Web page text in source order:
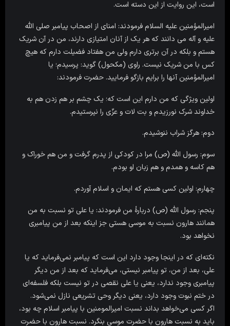
است،‌ این روایت از این دسته است.
امیرالمؤمنین علیه السلام فرمودند: امناى از اصحاب پیامبر صلى الله
علیه و آله مى دانند که هر یک از آنان امتیازى دارند، من در آن شریک
هستم و بلکه در آن برترى دارم ولى من هفتاد فضیلت دارم که هیچ
کس با من شریک نیست. راوى (مکحول) گوید: پرسیدم؛ یا
امیرالمؤمنین آنها را برایم بازگو فرمایید. حضرت فرمودند:
اولین ویژگى که من دارم این است که؛ یک چشم بر هم زدن هم به
خداوند شرک نورزیدم و بت لات و عزّى را نپرستیدم.
دوم: هرگز شراب ننوشیدم.
سوم: رسول اللّه (ص) مرا در کودکى از پدرم گرفت و من هم خوراک و
هم کاسه و همدم و هم زبان او بودم.
چهارم: اولین کسى هستم که ایمان و اسلام آوردم.
پنجم: رسول اللّه (ص) دربارۀ من فرمودند: یا على تو نسبت به من
همانند هارون نسبت به موسى هستى جز اینکه بعد از من پیامبرى
نخواهد بود.
نکته‌ای که در اینجا وجود دارد این است که پیامبر نمی‌فرماید که یا
علی، بعد از من، تو پیامبر نیستی، می‌فرماید که بعد از من دیگر
پیامبری وجود ندارد، یعنی یا علی نقصی در تو نیست بلکه فلسفه‌ای
در ختم نبوت وجود دارد، یعنی دیگر وحی تشریعی نازل نمی‌شود.
اگر کسی می‌خواهد بداند نسبت امیرالمومنین با پیامبر اسلام چه بود،
باید به نسبت هارون با حضرت موسی بنگرد. نسبت هارون با حضرت